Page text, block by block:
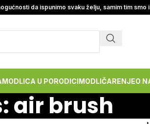
da ispunimo svaku želju, samim tim smo
MODLICA U PORODICIMODLIČARENJEO
air brush